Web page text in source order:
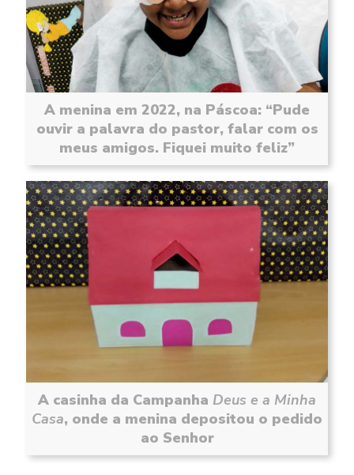
A menina em 2022, na Páscoa: “Pude
ouvir a palavra do pastor, falar com os
meus amigos. Fiquei muito feliz”
A casinha da Campanha Deus e a Minha
Casa, onde a menina depositou o pedido
ao Senhor